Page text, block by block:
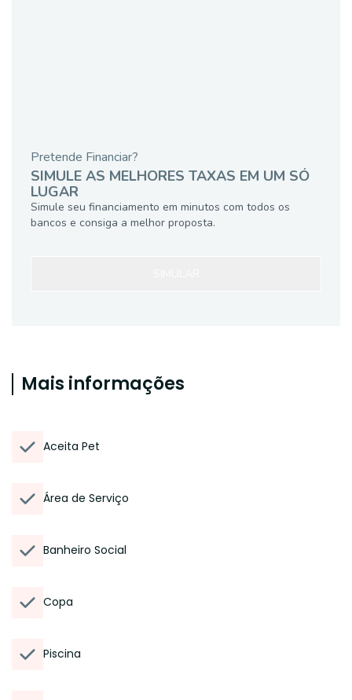
Pretende Financiar?
SIMULE AS MELHORES TAXAS EM UM SÓ
LUGAR
Simule seu financiamento em minutos com todos os
bancos e consiga a melhor proposta.
Mais informações
Aceita Pet
Área de Serviço
Banheiro Social
Copa
Piscina